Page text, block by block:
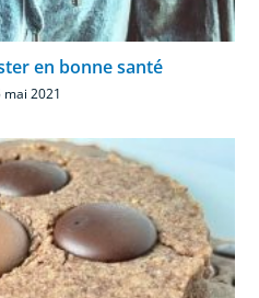
en bonne santé
mai 2021